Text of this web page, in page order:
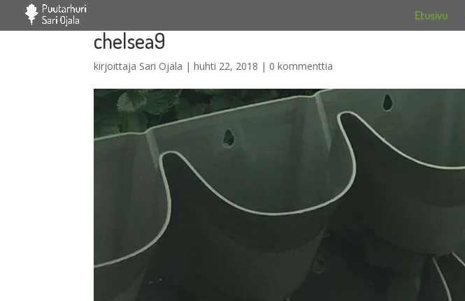
Etusivu
chelsea9
kirjoittaja Sari Ojala |huhti 22, 2018 | 0 kommenttia